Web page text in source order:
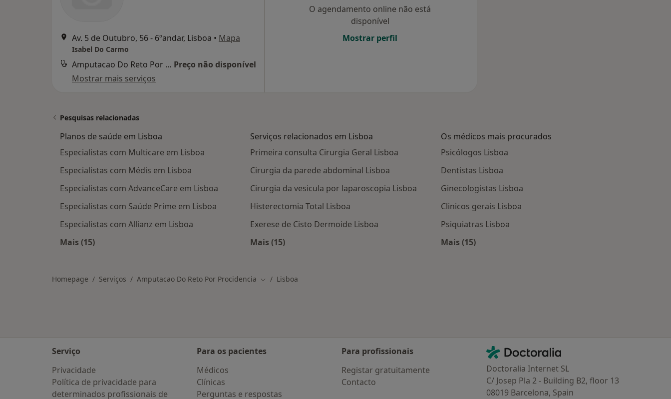
Av. 5 de Outubro, 56 - 6ºandar, Lisboa • Mapa
Isabel Do Carmo
Amputacao Do Reto Por Procidencia Preço não disponível
Mostrar mais serviços
O agendamento online não está
disponível
Mostrar perfil
Pesquisas relacionadas
Planos de saúde em Lisboa
Especialistas com Multicare em Lisboa
Especialistas com Médis em Lisboa
Especialistas com AdvanceCare em Lisboa
Especialistas com Saúde Prime em Lisboa
Especialistas com Allianz em Lisboa
Mais (15)
Serviços relacionados em Lisboa
Primeira consulta Cirurgia Geral Lisboa
Cirurgia da parede abdominal Lisboa
Cirurgia da vesicula por laparoscopia Lisboa
Histerectomia Total Lisboa
Exerese de Cisto Dermoide Lisboa
Mais (15)
Os médicos mais procurados
Psicólogos Lisboa
Dentistas Lisboa
Ginecologistas Lisboa
Clinicos gerais Lisboa
Psiquiatras Lisboa
Mais (15)
Homepage Serviços Amputacao Do Reto Por Procidencia Mudar de cidade
Lisboa
Serviço
Privacidade
Política de privacidade para
determinados profissionais de
Para os pacientes
Médicos
Clínicas
Perguntas e respostas
Para profissionais
Registar gratuitamente
Contacto
Contacto
Doctoralia - Homepage
Doctoralia Internet SL
C/ Josep Pla 2 - Building B2, floor 13
08019 Barcelona, Spain